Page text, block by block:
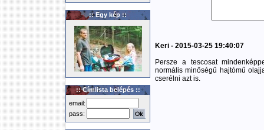
:: Egy kép ::
:: Címlista belépés ::
email:
pass:
Keri - 2015-03-25 19:40:07
Persze a tescosat
normális minőségű hajtómű
cserélni azt is.